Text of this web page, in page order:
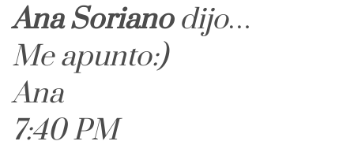
Ana Sorianodijo…
Me apunto:)
Ana
7:40 PM